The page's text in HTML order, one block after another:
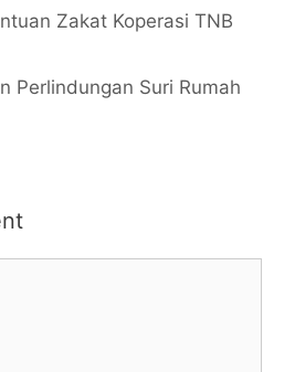
Zakat Koperasi TNB
Perlindungan Suri Rumah